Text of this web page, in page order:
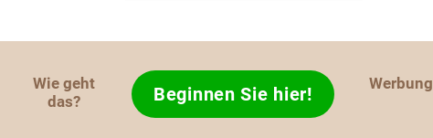
Wie geht
das?
Beginnen Sie hier! Werbung